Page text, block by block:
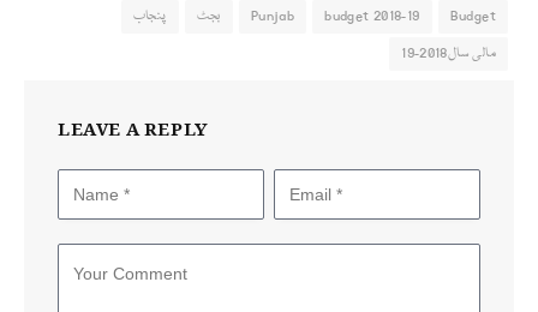
Budget
budget 2018-19
Punjab بجٹ
پنجاب
مالی سال2018-19
LEAVE A REPLY